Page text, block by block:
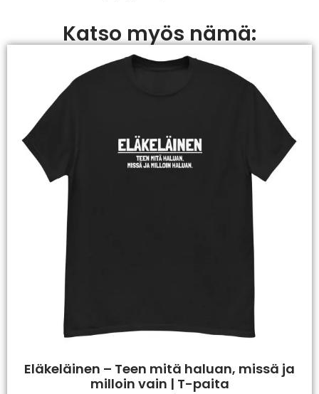
Katso myös nämä:
Eläkeläinen – Teen mitä haluan, missä ja
milloin vain | T-paita